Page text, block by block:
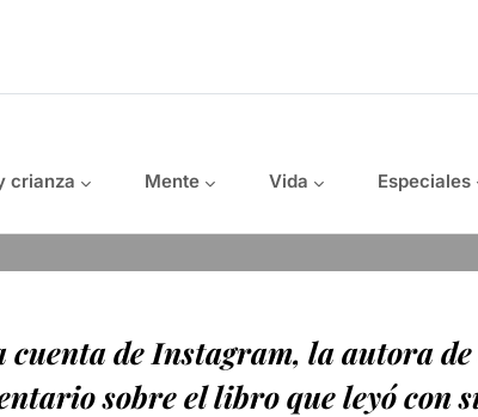
crianza Mente Vida Especiales
cuenta de Instagram, la autora
sobre el libro que leyó con